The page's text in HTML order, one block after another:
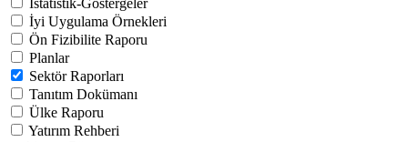
İstatistik-Göstergeler
İyi Uygulama Örnekleri
Ön Fizibilite Raporu
Planlar
Sektör Raporları
Tanıtım Dokümanı
Ülke Raporu
Yatırım Rehberi